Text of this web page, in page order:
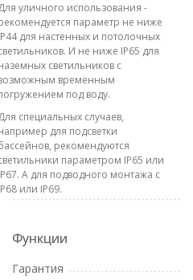
уличного использования -
параметр не ниже
для настенных и потолочных
И не ниже IP65 для
светильников с
временным
под воду.
специальных случаев,
для подсветки
рекомендуются
параметром IP65 или
А для подводного монтажа с
или IP69.
Функции
Гарантия